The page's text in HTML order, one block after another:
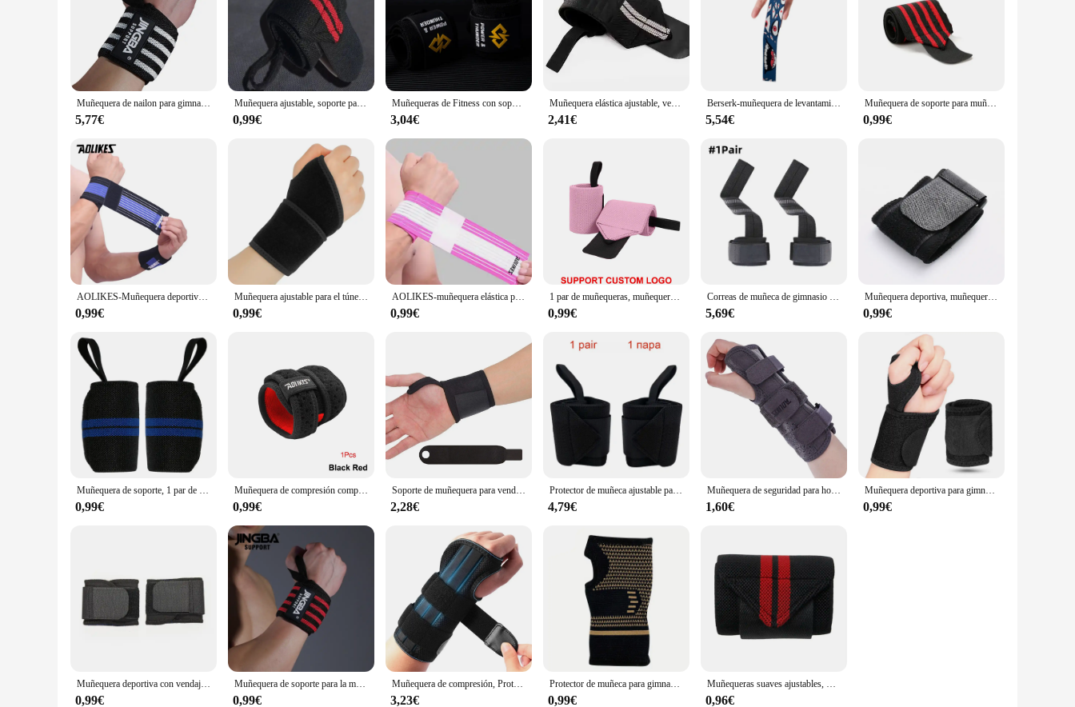
Muñequera de nailon para gimnasio, vendaje elástico, muñequera deportiva de mano, envoltura de túnel carpiano, protector de muñeca de compresión, 1 unidad
5,77€
Muñequera ajustable, soporte para muñeca, levantamiento de pesas, entrenamiento de gimnasia, correas de soporte para muñeca, envolturas para Crossfit, levantamiento de pesas, 1 Uds.
0,99€
Muñequeras de Fitness con soporte de muñeca Premium, protegen tu muñeca durante entrenamientos de gimnasio, Ideal para banco intenso, peso muerto, 1 par
3,04€
Muñequera elástica ajustable, vendajes para levantamiento de pesas, Powerlifting, transpirable, soporte para muñeca, 3 colores, 1 pieza
2,41€
Berserk-muñequera de levantamiento de pesas para hombre y mujer, protector de muñeca con correas, estilo Anime, para entrenamiento de fuerza en el gimnasio
5,54€
Muñequera de soporte para muñeca, correas de soporte de fuerza Extra, muñequeras para levantamiento de pesas, vendaje, equipo de protección para Fitness, 1 Uds.
0,99€
AOLIKES-Muñequera deportiva elástica, pulsera para entrenamiento, para envolver el túnel carpiano, de algodón, 1 uds.
0,99€
Muñequera ajustable para el túnel carpiano, soporte para la muñeca, Tendinitis deportiva, alivio del dolor para la artritis, envoltura de vendaje de muñeca, 1 unidad
0,99€
AOLIKES-muñequera elástica para hombre y mujer, 1 unidad, vendaje para mano, correa de muñeca, envoltura, pulsera de fitness, soporte para Gimnasio Deportivo, protector de muñeca
0,99€
1 par de muñequeras, muñequeras de soporte, muñequeras de fuerza Extra para levantamiento de pesas, muñequeras, vendaje para entrenamiento de gimnasio, logotipo personalizado
0,99€
Correas de muñeca de gimnasio para levantamiento de pesas con envoltura de muñeca acolchada de primera calidad, soporte perfecto para levantamiento de peso, Pull Up, entrenamiento de barra, 1 par
5,69€
Muñequera deportiva, muñequera deportiva ajustable, vendaje envolvente para lesiones, soporte para gimnasio, correa de compresión, Protector de muñeca, Protector de Fitness
0,99€
Muñequera de soporte, 1 par de correas de sujeción para entrenamiento de fuerza Extra, envoltura de muñeca para levantamiento de pesas, vendaje para Fitness, gimnasio
0,99€
Muñequera de compresión compacta para entrenamiento, muñequera, muñequera, soporte para tenis, levantamiento de pesas, 1 unidad
0,99€
Soporte de muñequera para vendaje de muñeca ajustable, envolturas de compresión deportivas, entrenamiento de gimnasia, levantamiento de gimnasio, pulseras ortopédicas
2,28€
Protector de muñeca ajustable para hombre y mujer, muñequera con soporte para el peso, Protección deportiva profesional, 1 par
4,79€
Muñequera de seguridad para hombre y mujer, Protector de túnel carpiano, pulsera ortopédica fija, envoltura con férula, 1 unidad
1,60€
Muñequera deportiva para gimnasio, muñequera nueva, soporte para muñeca, férula, fracturas, túnel carpiano, pulseras para Fitness, 1 ud.
0,99€
Muñequera deportiva con vendaje de fuerza para Fitness, muñequera protectora para gimnasio, 1 par
0,99€
Muñequera de soporte para la muñeca, correas de sujeción para levantamiento de pesas de fuerza Extra, envolturas para la muñeca, vendaje para Fitness, entrenamiento en el gimnasio, 1 unidad
0,99€
Muñequera de compresión, Protector de túnel carpiano, Protector de muñeca deportivo, ortopédico, muñequera para el síndrome de artritis, 1 unidad
3,23€
Protector de muñeca para gimnasio, pulsera deportiva para Crossfit, culturismo, muñequera de compresión, Protector de muñeca tejido, vendaje de palma para Fitness, 1 ud.
0,99€
Muñequeras suaves ajustables, muñequeras de soporte para levantamiento de pesas, muñequera deportiva para gimnasio, Protector de carpiano, correa de envoltura transpirable
0,96€